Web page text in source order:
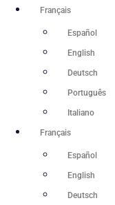
Aller
Français
Español
English
Deutsch
Português
Italiano
Français
Español
English
Deutsch